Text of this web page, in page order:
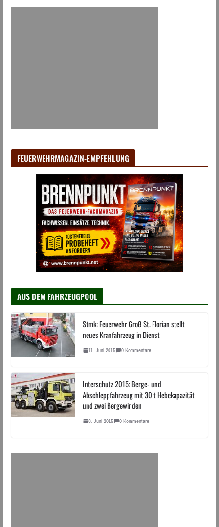
FEUERWEHRMAGAZIN-EMPFEHLUNG
AUS DEM FAHRZEUGPOOL
Stmk: Feuerwehr Groß St. Florian stellt
neues Kranfahrzeug in Dienst
11. Juni 2015 0 Kommentare
Interschutz 2015: Berge- und
Abschleppfahrzeug mit 30 t Hebekapazität
und zwei Bergewinden
8. Juni 2015 0 Kommentare